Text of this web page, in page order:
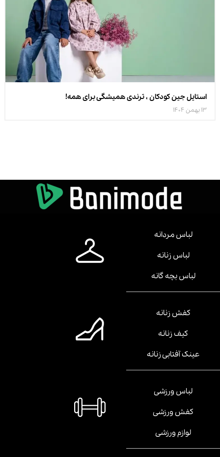
استایل جین کودکان ، ترندی همیشگی برای همه!
13 بهمن 1404
لباس مردانه
لباس زنانه
لباس بچه گانه
کفش زنانه
کیف زنانه
عینک آفتابی زنانه
لباس ورزشی
کفش ورزشی
لوازم ورزشی